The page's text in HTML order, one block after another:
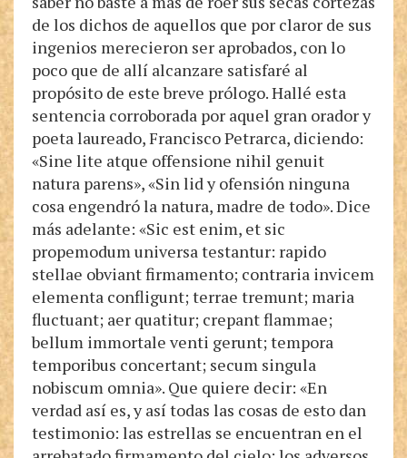
de los dichos de aquellos que por claror de sus
ingenios merecieron ser aprobados, con lo
poco que de allí alcanzare satisfaré al
propósito de este breve prólogo. Hallé esta
sentencia corroborada por aquel gran orador y
poeta laureado, Francisco Petrarca, diciendo:
«Sine lite atque offensione nihil genuit
natura parens», «Sin lid y ofensión ninguna
cosa engendró la natura, madre de todo». Dice
más adelante: «Sic est enim, et sic
propemodum universa testantur: rapido
stellae obviant firmamento; contraria invicem
elementa confligunt; terrae tremunt; maria
fluctuant; aer quatitur; crepant flammae;
bellum immortale venti gerunt; tempora
temporibus concertant; secum singula
nobiscum omnia». Que quiere decir: «En
verdad así es, y así todas las cosas de esto dan
testimonio: las estrellas se encuentran en el